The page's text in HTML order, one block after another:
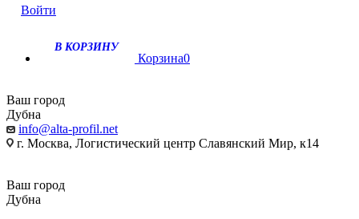
Войти
В КОРЗИНУ
Корзина0
Ваш город
Дубна
info@alta-profil.net
г. Москва, Логистический центр Славянский Мир, к14
Ваш город
Дубна